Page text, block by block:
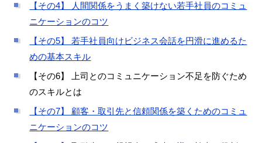
【その4】 人間関係をうまく築けない若手社員のコミュ
ニケーションのコツ
【その5】 若手社員向けビジネス会話を円滑に進めるた
めの基本スキル
【その6】 上司とのコミュニケーション不足を防ぐため
のスキルとは
【その7】 顧客・取引先と信頼関係を築くためのコミュ
ニケーションのコツ